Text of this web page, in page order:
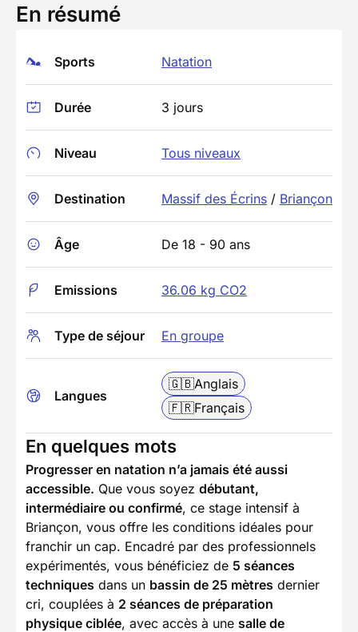
En résumé
Sports Natation
Durée 3 jours
Niveau Tous niveaux
Destination Massif des Écrins / Briançon
Âge De 18 - 90 ans
Emissions 36.06 kg CO2
Type de séjour En groupe
Langues
🇬🇧Anglais
🇫🇷Français
En quelques mots
Progresser en natation n’a jamais été aussi
accessible. Que vous soyez débutant,
intermédiaire ou confirmé, ce stage intensif à
Briançon, vous offre les conditions idéales pour
franchir un cap. Encadré par des professionnels
expérimentés, vous bénéficiez de 5 séances
techniques dans un bassin de 25 mètres dernier
cri, couplées à 2 séances de préparation
physique ciblée, avec accès à une salle de